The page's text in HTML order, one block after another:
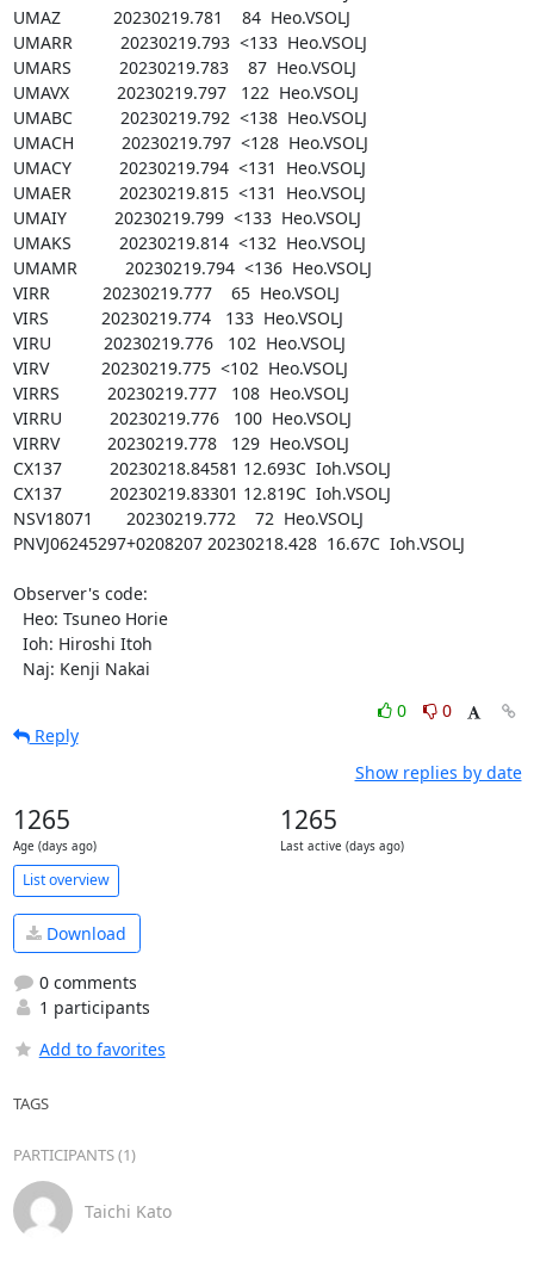
UMAZ           20230219.781    84  Heo.VSOLJ
UMARR          20230219.793  <133  Heo.VSOLJ
UMARS          20230219.783    87  Heo.VSOLJ
UMAVX          20230219.797   122  Heo.VSOLJ
UMABC          20230219.792  <138  Heo.VSOLJ
UMACH          20230219.797  <128  Heo.VSOLJ
UMACY          20230219.794  <131  Heo.VSOLJ
UMAER          20230219.815  <131  Heo.VSOLJ
UMAIY          20230219.799  <133  Heo.VSOLJ
UMAKS          20230219.814  <132  Heo.VSOLJ
UMAMR          20230219.794  <136  Heo.VSOLJ
VIRR           20230219.777    65  Heo.VSOLJ
VIRS           20230219.774   133  Heo.VSOLJ
VIRU           20230219.776   102  Heo.VSOLJ
VIRV           20230219.775  <102  Heo.VSOLJ
VIRRS          20230219.777   108  Heo.VSOLJ
VIRRU          20230219.776   100  Heo.VSOLJ
VIRRV          20230219.778   129  Heo.VSOLJ
CX137          20230218.84581 12.693C  Ioh.VSOLJ
CX137          20230219.83301 12.819C  Ioh.VSOLJ
NSV18071       20230219.772    72  Heo.VSOLJ
PNVJ06245297+0208207 20230218.428  16.67C  Ioh.VSOLJ
Observer's code:
  Naj: Kenji Nakai
0
0
Reply
Show replies by date
1265
Age (days ago)
1265
Last active (days ago)
List overview
Download
0 comments
1 participants
Add to favorites
TAGS
PARTICIPANTS (1)
Taichi Kato